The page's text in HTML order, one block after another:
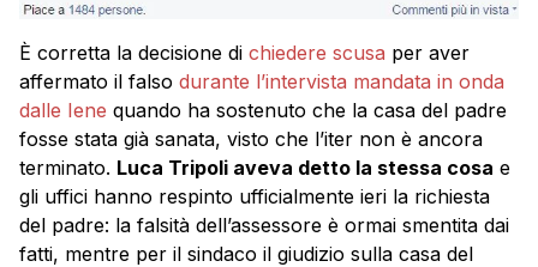
È corretta la decisione di chiedere scusa per aver
affermato il falso durante l’intervista mandata in onda
dalle Iene quando ha sostenuto che la casa del padre
fosse stata già sanata, visto che l’iter non è ancora
terminato. Luca Tripoli aveva detto la stessa cosa e
gli uffici hanno respinto ufficialmente ieri la richiesta
del padre: la falsità dell’assessore è ormai smentita dai
fatti, mentre per il sindaco il giudizio sulla casa del